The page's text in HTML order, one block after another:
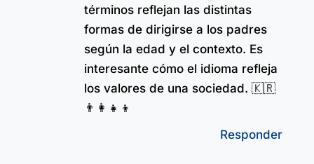
términos reflejan las distintas
formas de dirigirse a los padres
según la edad y el contexto. Es
interesante cómo el idioma refleja
los valores de una sociedad. 🇰🇷
👨‍👩‍👧‍👦
Responder